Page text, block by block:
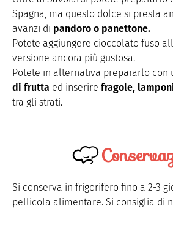
Spagna, ma questo dolce si presta
avanzi di pandoro o panettone.
Potete aggiungere cioccolato fuso
versione ancora più gustosa.
Potete in alternativa prepararlo con
di frutta ed inserire fragole,
tra gli strati.
Si conserva in frigorifero fino a 2-3
pellicola alimentare. Si consiglia di